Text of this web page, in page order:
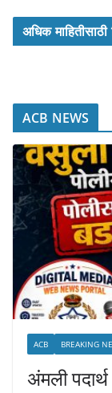
अधिक
ACB NEWS
ACB BREAKING
अंमली